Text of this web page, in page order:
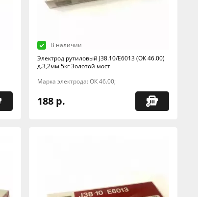
В наличии
Электрод рутиловый J38.10/E6013 (ОК 46.00)
д.3,2мм 5кг Золотой мост
Марка электрода: ОК 46.00;
188 р.